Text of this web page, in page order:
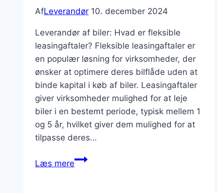
AfLeverandør 10. december 2024
Leverandør af biler: Hvad er fleksible
leasingaftaler? Fleksible leasingaftaler er
en populær løsning for virksomheder, der
ønsker at optimere deres bilflåde uden at
binde kapital i køb af biler. Leasingaftaler
giver virksomheder mulighed for at leje
biler i en bestemt periode, typisk mellem 1
og 5 år, hvilket giver dem mulighed for at
tilpasse deres…
Læs mereLeverandør